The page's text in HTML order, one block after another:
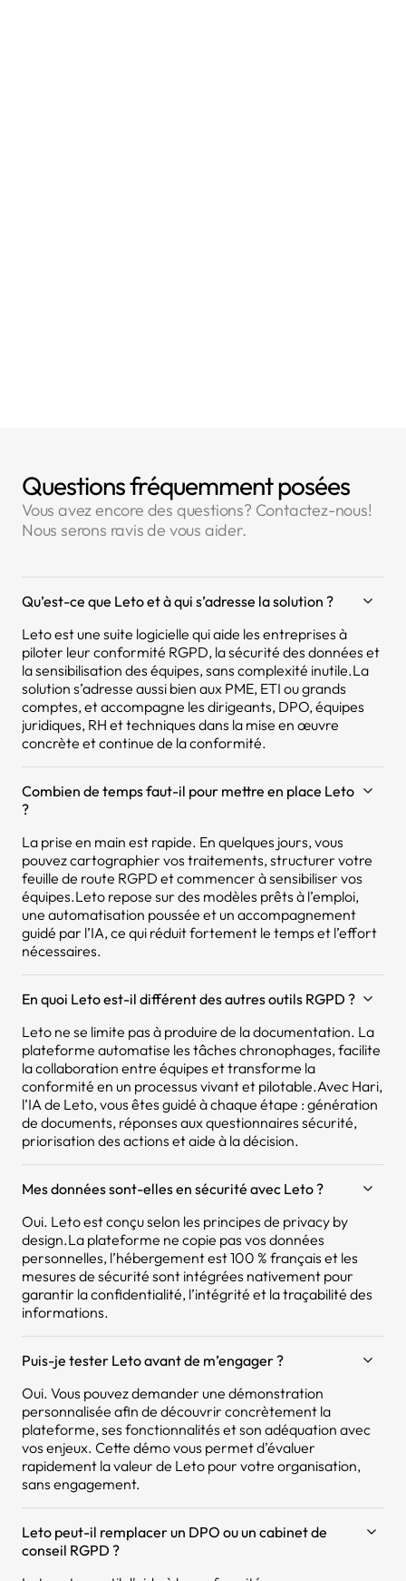
Questions fréquemment posées
Vous avez encore des questions? Contactez-nous!
Nous serons ravis de vous aider.
Qu’est-ce que Leto et à qui s’adresse la solution ?
Leto est une suite logicielle qui aide les entreprises à
piloter leur conformité RGPD, la sécurité des données et
la sensibilisation des équipes, sans complexité inutile.La
solution s’adresse aussi bien aux PME, ETI ou grands
comptes, et accompagne les dirigeants, DPO, équipes
juridiques, RH et techniques dans la mise en œuvre
concrète et continue de la conformité.
Combien de temps faut-il pour mettre en place Leto
?
La prise en main est rapide. En quelques jours, vous
pouvez cartographier vos traitements, structurer votre
feuille de route RGPD et commencer à sensibiliser vos
équipes.Leto repose sur des modèles prêts à l’emploi,
une automatisation poussée et un accompagnement
guidé par l’IA, ce qui réduit fortement le temps et l’effort
nécessaires.
En quoi Leto est-il différent des autres outils RGPD ?
Leto ne se limite pas à produire de la documentation. La
plateforme automatise les tâches chronophages, facilite
la collaboration entre équipes et transforme la
conformité en un processus vivant et pilotable.Avec Hari,
l’IA de Leto, vous êtes guidé à chaque étape : génération
de documents, réponses aux questionnaires sécurité,
priorisation des actions et aide à la décision.
Mes données sont-elles en sécurité avec Leto ?
Oui. Leto est conçu selon les principes de privacy by
design.La plateforme ne copie pas vos données
personnelles, l’hébergement est 100 % français et les
mesures de sécurité sont intégrées nativement pour
garantir la confidentialité, l’intégrité et la traçabilité des
informations.
Puis-je tester Leto avant de m’engager ?
Oui. Vous pouvez demander une démonstration
personnalisée afin de découvrir concrètement la
plateforme, ses fonctionnalités et son adéquation avec
vos enjeux. Cette démo vous permet d’évaluer
rapidement la valeur de Leto pour votre organisation,
sans engagement.
Leto peut-il remplacer un DPO ou un cabinet de
conseil RGPD ?